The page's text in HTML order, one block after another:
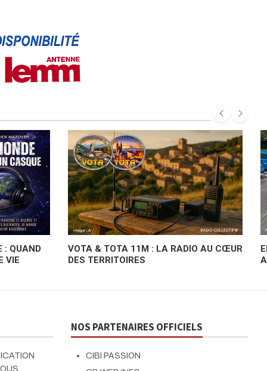
: QUAND
VIE
VOTA & TOTA 11M : LA RADIO AU CŒUR
DES TERRITOIRES
NOS PARTENAIRES OFFICIELS
CIBI PASSION